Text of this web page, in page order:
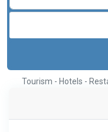
Tourism - Hotels -